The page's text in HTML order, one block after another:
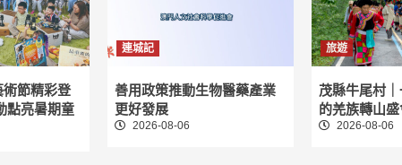
節精彩登
點亮暑期童
連城記
善用政策推動生物醫藥產業
更好發展
2026-08-06
旅遊
茂縣牛尾村
的羌族轉山
2026-08-06